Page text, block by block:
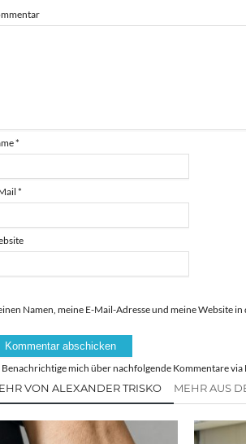
*
*
Namen, meine E-Mail-Adresse und meine Website
Benachrichtige mich über nachfolgende Kommentare via
VON ALEXANDER TRISKO MEHR AUS